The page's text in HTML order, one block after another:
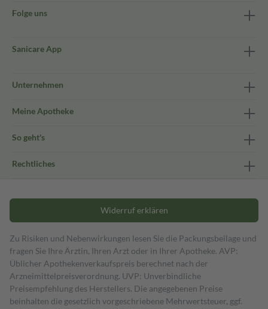
Folge uns
Sanicare App
Unternehmen
Meine Apotheke
So geht's
Rechtliches
Widerruf erklären
Zu Risiken und Nebenwirkungen lesen Sie die Packungsbeilage und
fragen Sie Ihre Ärztin, Ihren Arzt oder in Ihrer Apotheke. AVP:
Üblicher Apothekenverkaufspreis berechnet nach der
Arzneimittelpreisverordnung. UVP: Unverbindliche
Preisempfehlung des Herstellers. Die angegebenen Preise
beinhalten die gesetzlich vorgeschriebene Mehrwertsteuer, ggf.